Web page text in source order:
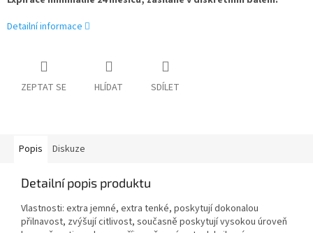
Detailní informace
ZEPTAT SE HLÍDAT SDÍLET
Popis Diskuze
Detailní popis produktu
Vlastnosti: extra jemné, extra tenké, poskytují dokonalou
přilnavost, zvýšují citlivost, současně poskytují vysokou úroveň